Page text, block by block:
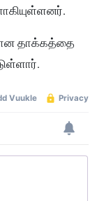
தாக்கத்தை